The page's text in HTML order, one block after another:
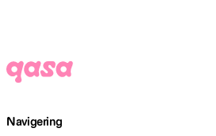
Navigering